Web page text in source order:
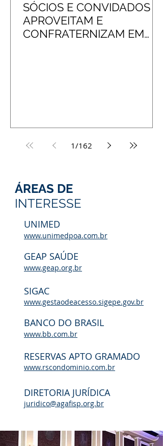
SÓCIOS E CONVIDADOS
APROVEITAM E
CONFRATERNIZAM EM
1/162
ÁREAS DE
INTERESSE
UNIMED
www.unimedpoa.com.br
GEAP SAÚDE
www.geap.org.br
SIGAC
www.gestaodeacesso.sigepe.gov.br
BANCO DO BRASIL
www.bb.com.br
RESERVAS APTO GRAMADO
www.rscondominio.com.br
DIRETORIA JURÍDICA
juridico@agafisp.org.br